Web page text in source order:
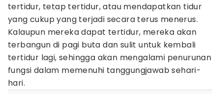
tertidur, tetap tertidur, atau mendapatkan tidur
yang cukup yang terjadi secara terus menerus.
Kalaupun mereka dapat tertidur, mereka akan
terbangun di pagi buta dan sulit untuk kembali
tertidur lagi, sehingga akan mengalami penurunan
fungsi dalam memenuhi tanggungjawab sehari-
hari.